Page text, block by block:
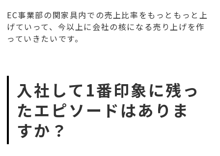
EC事業部の関家具内での売上比率をもっともっと上
げていって、今以上に会社の核になる売り上げを作
っていきたいです。
入社して1番印象に残っ
たエピソードはありま
すか？